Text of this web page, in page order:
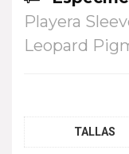
Playera
Leopard
TALLAS